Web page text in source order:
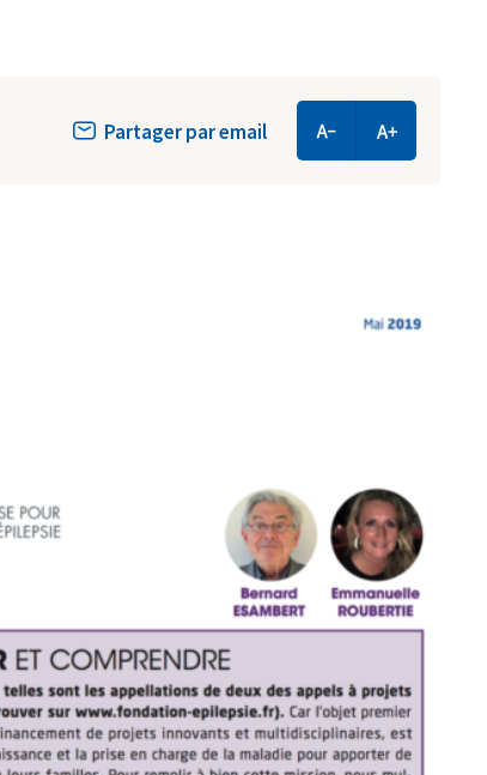
Partager par email